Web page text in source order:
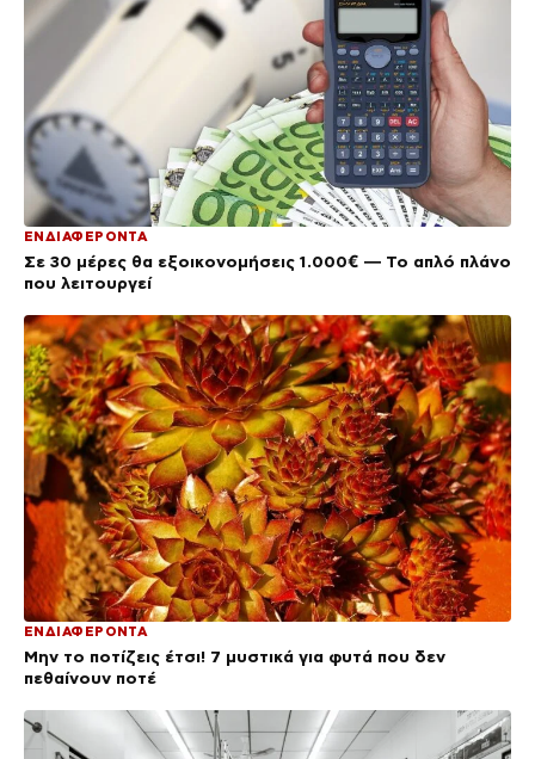
ΕΝΔΙΑΦΕΡΟΝΤΑ
Σε 30 μέρες θα εξοικονομήσεις 1.000€ — Το απλό πλάνο
που λειτουργεί
ΕΝΔΙΑΦΕΡΟΝΤΑ
Μην το ποτίζεις έτσι! 7 μυστικά για φυτά που δεν
πεθαίνουν ποτέ